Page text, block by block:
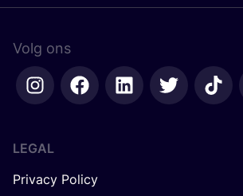
Volg ons
LEGAL
Privacy Policy